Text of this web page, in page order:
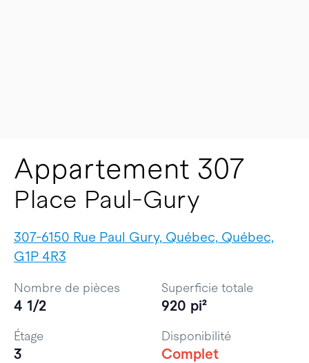
Appartement 307
Place Paul-Gury
307-6150 Rue Paul Gury, Québec, Québec,
G1P 4R3
Nombre de pièces
4 1/2
Superficie totale
920 pi²
Étage
3
Disponibilité
Complet